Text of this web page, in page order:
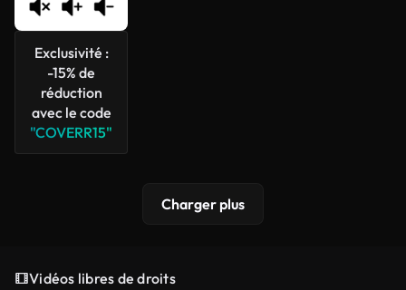
Exclusivité :
-15% de
réduction
avec le code
"COVERR15"
Charger plus
Vidéos libres de droits